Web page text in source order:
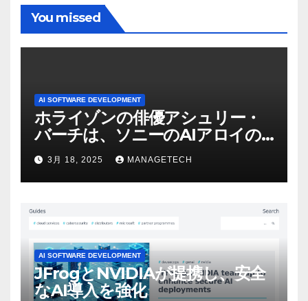
You missed
AI SOFTWARE DEVELOPMENT
ホライゾンの俳優アシュリー・
バーチは、ソニーのAIアロイの
ビデオを見て「ゲームパフォー
マンスという芸術形式に不安を
感じた」と語る – IGN
3月 18, 2025 MANAGETECH
AI SOFTWARE DEVELOPMENT
JFrogとNVIDIAが提携し、安全
なAI導入を強化